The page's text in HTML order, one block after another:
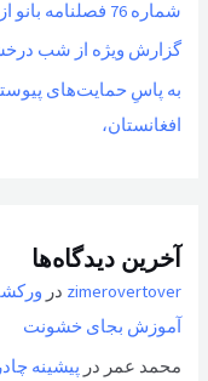
شماره 76 فصلنامه بانو از چاپ برامد
گزارش ویژه از شب
به پاسِ حمایت‌های
افغانستان،
آخرین دیدگاه‌ها
zimerovertover در
آموزش بجای خشونت
محمد عمر در پیشینه